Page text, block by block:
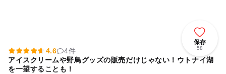
保存
58
4.6
4件
アイスクリームや野鳥グッズの販売だけじゃない！ウトナイ湖
を一望することも！